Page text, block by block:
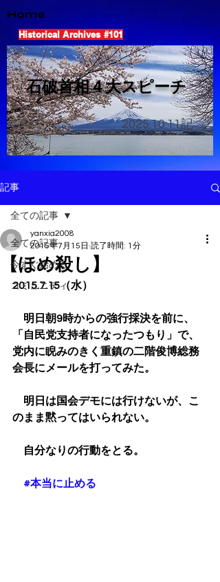
Home
Historical Archives #101
​石破首相４大スピーチ
2025.10.11記
記事
全ての記事
今すぐ始める
コミュニティ
全ての記事
【ほめ殺し】
yanxia2008
2015年7月15日 読了時間: 1分
2015.7.15（水）
明日朝9時からの強行採決を前に、
「自民党支持者になったつもり」で、
党内に睨みのきく重鎮の二階俊博総務
会長にメールを打ってみた。
明日は国会デモには行けないが、こ
のまま黙ってはいられない。
自分なりの行動をとる。
#本当に止める